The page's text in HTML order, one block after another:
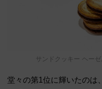
サンドクッキー ヘー
堂々の第1位に輝いたのは、